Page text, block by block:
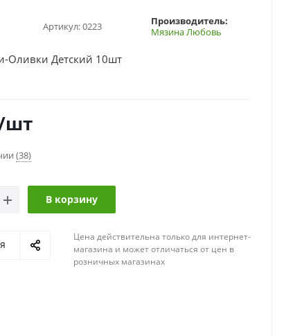
Артикул:0223
Производитель:
Мязина Любовь
Оливки Детский 10шт
шт
(38)
В корзину
Цена действительна только для интернет-
магазина и может отличаться от цен в
розничных магазинах